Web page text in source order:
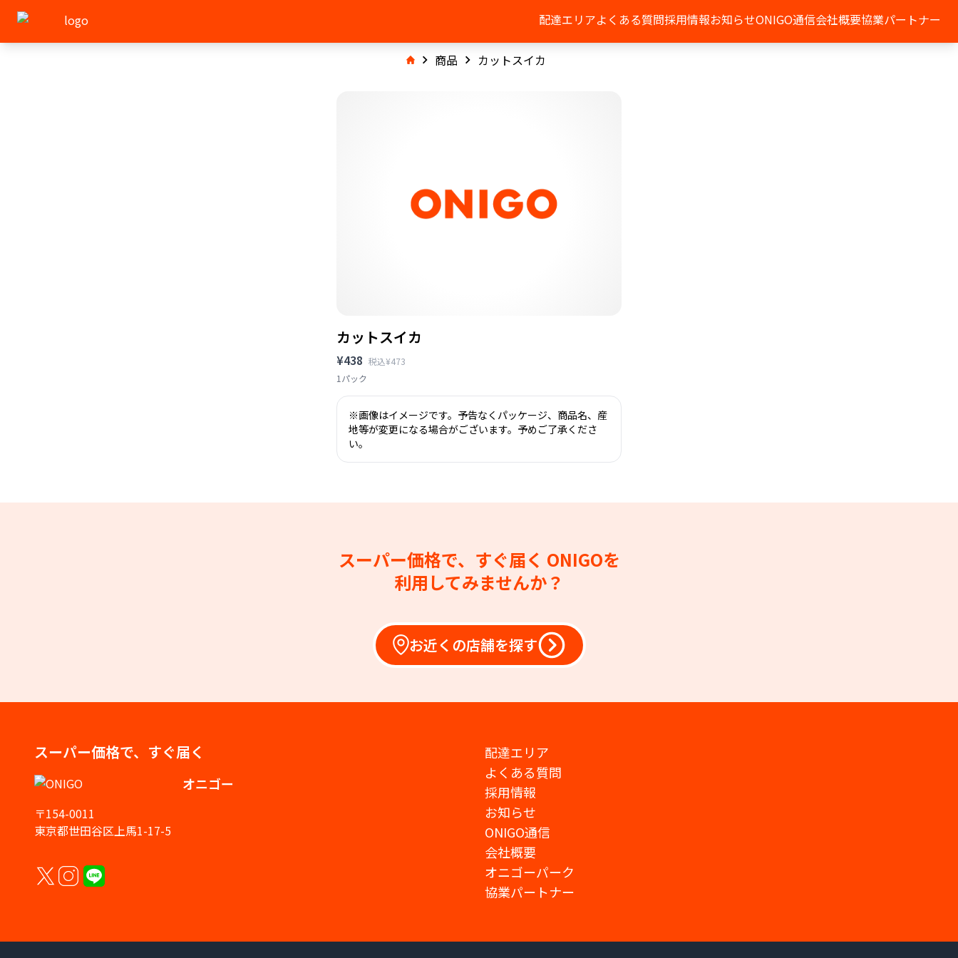
配達エリアよくある質問採用情報お知らせONIGO通信会社概要協業パートナー
商品 カットスイカ
カットスイカ
¥438 税込¥473
1パック
※画像はイメージです。予告なくパッケージ、商品名、産
地等が変更になる場合がございます。予めご了承くださ
い。
スーパー価格で、すぐ届く ONIGOを
利用してみませんか？
お近くの店舗を探す
スーパー価格で、すぐ届く
オニゴー
〒154-0011
東京都世田谷区上馬1-17-5
配達エリア
よくある質問
採用情報
お知らせ
ONIGO通信
会社概要
オニゴーパーク
協業パートナー